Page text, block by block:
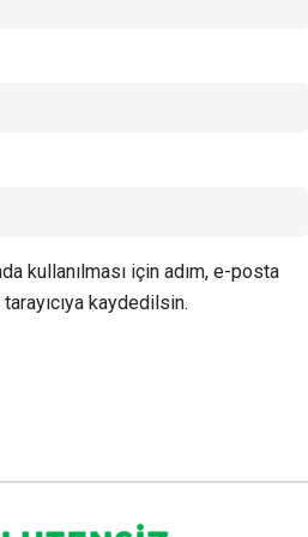
kullanılması için adım, e-posta
kaydedilsin.